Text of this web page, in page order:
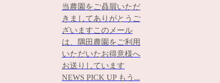
当農園をご贔屓いただ
きましてありがとうご
ざいますこのメール
は、隅田農園をご利用
いただいたお得意様へ
お送りしています
NEWS PICK UP もう...